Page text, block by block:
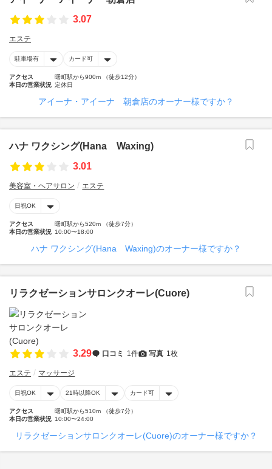
3.07
エステ
駐車場有 カード可
アクセス
曙町駅から900m （徒歩12分）
本日の営業状況 定休日
アイーナ・アイーナ 朝倉店のオーナー様ですか？
ハナ ワクシング(Hana Waxing)
3.01
美容室・ヘアサロン エステ
日祝OK
アクセス
曙町駅から520m （徒歩7分）
本日の営業状況 10:00〜18:00
ハナ ワクシング(Hana Waxing)のオーナー様ですか？
リラクゼーションサロンクオーレ(Cuore)
3.29 口コミ 1件 写真 1枚
エステ マッサージ
日祝OK 21時以降OK カード可
アクセス
曙町駅から510m （徒歩7分）
本日の営業状況 10:00〜24:00
リラクゼーションサロンクオーレ(Cuore)のオーナー様ですか？